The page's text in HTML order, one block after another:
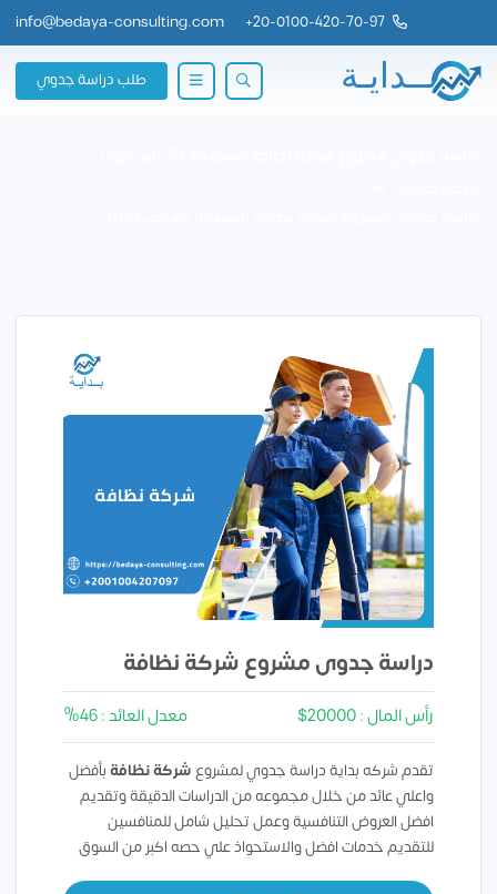
20-0100-420-70-97
+
info@bedaya-consulting.com
طلب دراسة جدوي
دراسة جدوى مشروع شركة نظافة
رأس المال : 20000$ معدل العائد : 46%
تقدم شركه بداية دراسة جدوي لمشروعشركة نظافةبأفضل
واعلي عائد من خلال مجموعه من الدراسات الدقيقة وتقديم
افضل العروض التنافسية وعمل تحليل شامل للمنافسين
للتقديم خدمات افضل والاستحواذ علي حصه اكبر من السوق